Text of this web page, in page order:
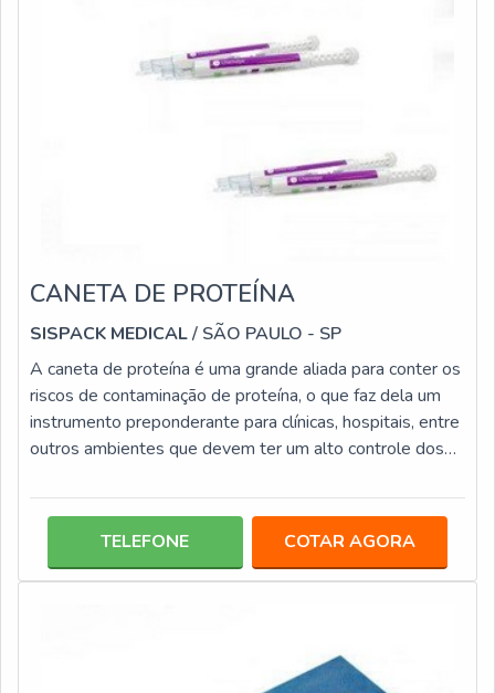
CANETA DE PROTEÍNA
SISPACK MEDICAL/ SÃO PAULO - SP
A caneta de proteína é uma grande aliada para conter os
riscos de contaminação de proteína, o que faz dela um
instrumento preponderante para clínicas, hospitais, entre
outros ambientes que devem ter um alto controle dos
vantagens, entre elas: Alta capacidade de detecção seja
ug de proteína; Agilidade de resposta; Fácil
interpretação do resultado.A caneta fabricada para teste
TELEFONE COTAR AGORA